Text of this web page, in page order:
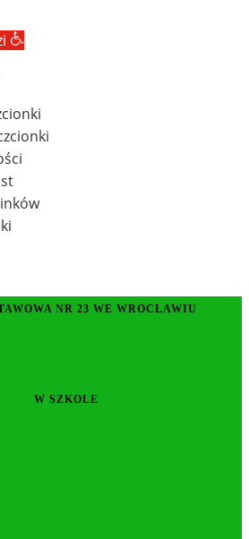
NR 23 WE WROCŁAWIU
W SZKOLE